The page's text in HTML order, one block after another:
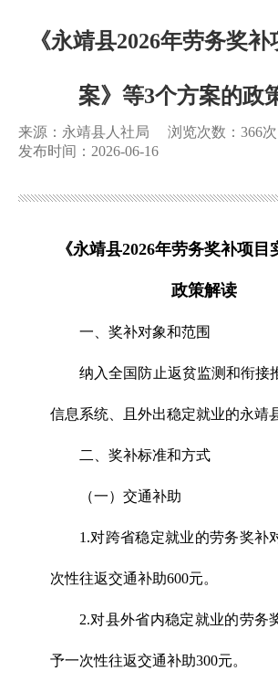
《永靖县2026年劳务奖
案》等3个方案的政
来源：永靖县人社局 浏览次数： 366次
发布时间：2026-06-16
《永靖县2026年劳务奖补项目
政策解读
一、奖补对象和范围
纳入全国防止返贫监测和衔接
信息系统、且外出稳定就业的永靖
二、奖补标准和方式
（一）交通补助
1.对跨省稳定就业的劳务奖补
次性往返交通补助600元。
2.对县外省内稳定就业的劳务
予一次性往返交通补助300元。